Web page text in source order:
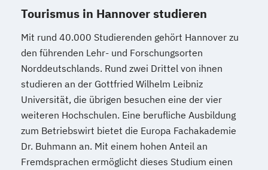
Tourismus in Hannover studieren
Mit rund 40.000 Studierenden gehört Hannover zu
den führenden Lehr- und Forschungsorten
Norddeutschlands. Rund zwei Drittel von ihnen
studieren an der Gottfried Wilhelm Leibniz
Universität, die übrigen besuchen eine der vier
weiteren Hochschulen. Eine berufliche Ausbildung
zum Betriebswirt bietet die Europa Fachakademie
Dr. Buhmann an. Mit einem hohen Anteil an
Fremdsprachen ermöglicht dieses Studium einen